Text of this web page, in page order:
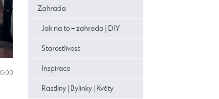
Zahrada
Jak na to – zahrada | DIY
Starostlivost
Inspirace
Rastliny | Bylinky | Květy